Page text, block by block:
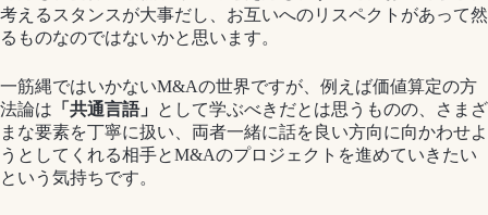
考えるスタンスが大事だし、お互いへのリスペクトがあって然
るものなのではないかと思います。
一筋縄ではいかないM&Aの世界ですが、例えば価値算定の方
法論は 「共通言語」 として学ぶべきだとは思うものの、さまざ
まな要素を丁寧に扱い、両者一緒に話を良い方向に向かわせよ
うとしてくれる相手とM&Aのプロジェクトを進めていきたい
という気持ちです。